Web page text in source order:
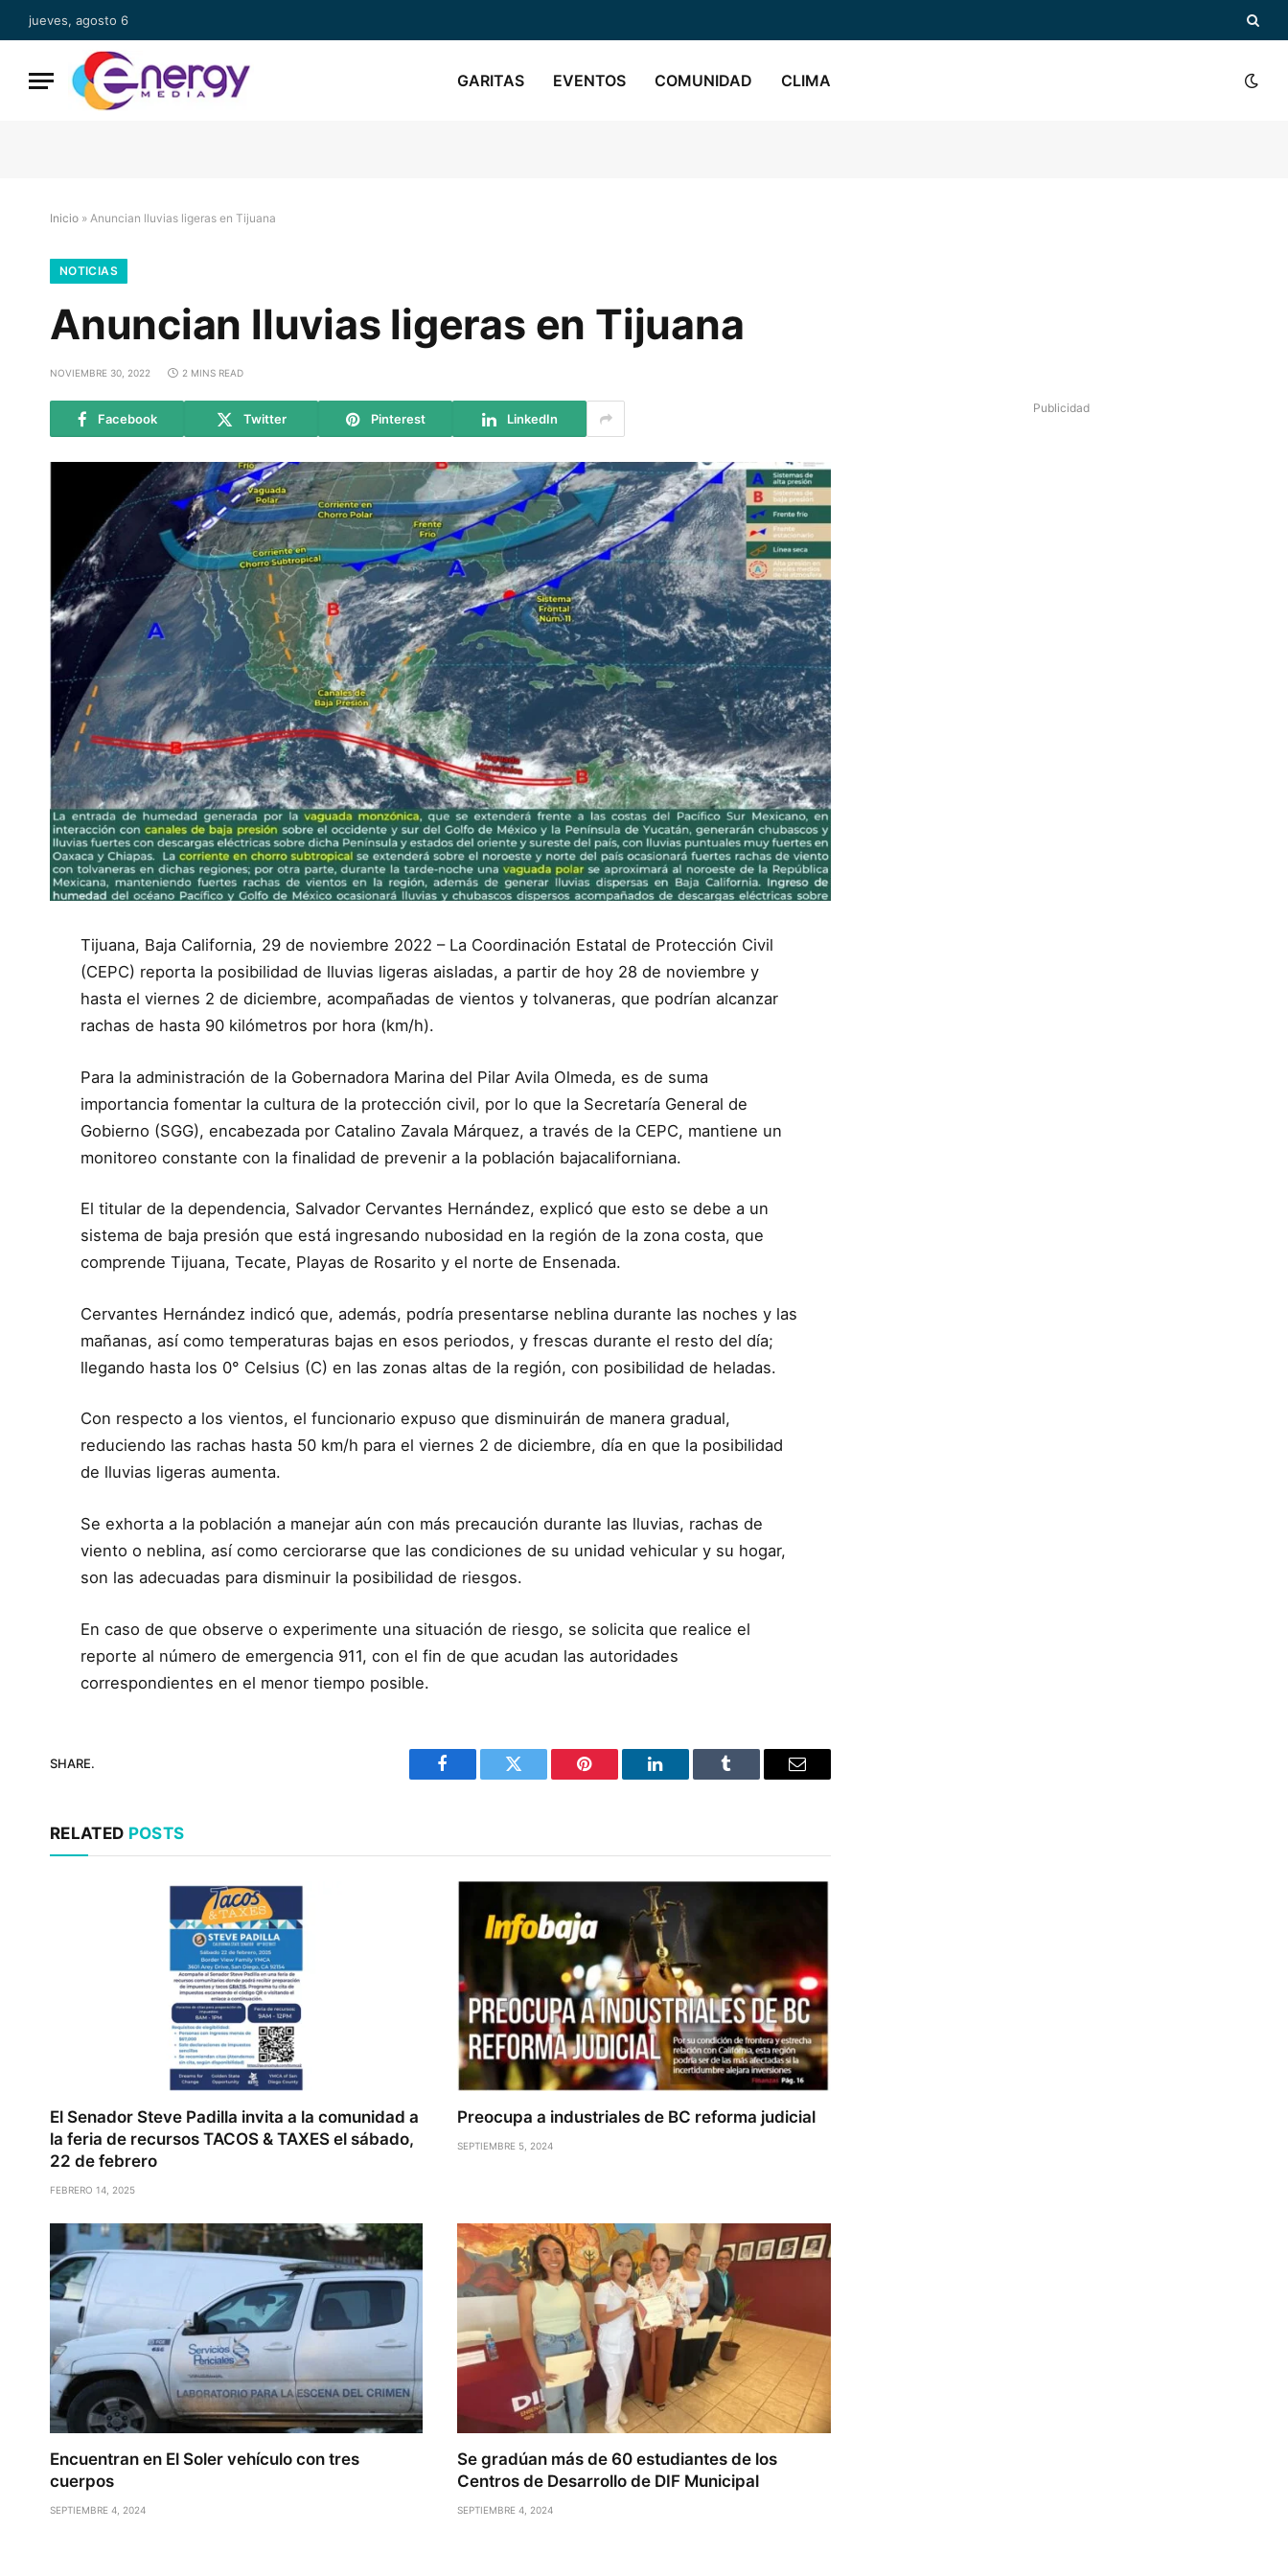
jueves, agosto 6
GARITAS EVENTOS COMUNIDAD CLIMA
Inicio » Anuncian lluvias ligeras en Tijuana
NOTICIAS
Anuncian lluvias ligeras en Tijuana
NOVIEMBRE 30, 2022 2 MINS READ
Facebook Twitter Pinterest LinkedIn
Tijuana, Baja California, 29 de noviembre 2022 – La Coordinación Estatal de Protección Civil
(CEPC) reporta la posibilidad de lluvias ligeras aisladas, a partir de hoy 28 de noviembre y
hasta el viernes 2 de diciembre, acompañadas de vientos y tolvaneras, que podrían alcanzar
rachas de hasta 90 kilómetros por hora (km/h).
Para la administración de la Gobernadora Marina del Pilar Avila Olmeda, es de suma
importancia fomentar la cultura de la protección civil, por lo que la Secretaría General de
Gobierno (SGG), encabezada por Catalino Zavala Márquez, a través de la CEPC, mantiene un
monitoreo constante con la finalidad de prevenir a la población bajacaliforniana.
El titular de la dependencia, Salvador Cervantes Hernández, explicó que esto se debe a un
sistema de baja presión que está ingresando nubosidad en la región de la zona costa, que
comprende Tijuana, Tecate, Playas de Rosarito y el norte de Ensenada.
Cervantes Hernández indicó que, además, podría presentarse neblina durante las noches y las
mañanas, así como temperaturas bajas en esos periodos, y frescas durante el resto del día;
llegando hasta los 0° Celsius (C) en las zonas altas de la región, con posibilidad de heladas.
Con respecto a los vientos, el funcionario expuso que disminuirán de manera gradual,
reduciendo las rachas hasta 50 km/h para el viernes 2 de diciembre, día en que la posibilidad
de lluvias ligeras aumenta.
Se exhorta a la población a manejar aún con más precaución durante las lluvias, rachas de
viento o neblina, así como cerciorarse que las condiciones de su unidad vehicular y su hogar,
son las adecuadas para disminuir la posibilidad de riesgos.
En caso de que observe o experimente una situación de riesgo, se solicita que realice el
reporte al número de emergencia 911, con el fin de que acudan las autoridades
correspondientes en el menor tiempo posible.
SHARE.
Facebook Twitter Pinterest LinkedIn Tumblr Email
RELATED POSTS
El Senador Steve Padilla invita a la comunidad a
la feria de recursos TACOS & TAXES el sábado,
22 de febrero
FEBRERO 14, 2025
Preocupa a industriales de BC reforma judicial
SEPTIEMBRE 5, 2024
Encuentran en El Soler vehículo con tres
cuerpos
SEPTIEMBRE 4, 2024
Se gradúan más de 60 estudiantes de los
Centros de Desarrollo de DIF Municipal
SEPTIEMBRE 4, 2024
Publicidad